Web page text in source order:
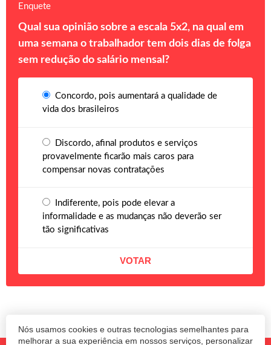
Nós usamos cookies e outras tecnologias semelhantes para
melhorar a sua experiência em nossos serviços, personalizar
Enquete
Qual sua opinião sobre a escala 5x2, na qual em
uma semana o trabalhador tem dois dias de folga
sem redução do salário mensal?
Concordo, pois aumentará a qualidade de
vida dos brasileiros
Discordo, afinal produtos e serviços
provavelmente ficarão mais caros para
compensar novas contratações
Indiferente, pois pode elevar a
informalidade e as mudanças não deverão ser
tão significativas